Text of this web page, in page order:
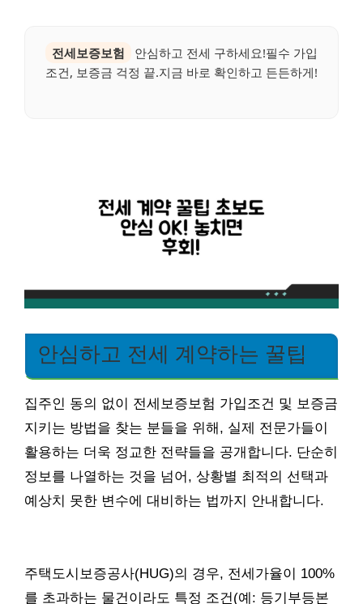
전세보증보험
안심하고 전세 구하세요!필수 가입
조건, 보증금 걱정 끝.지금 바로 확인하고 든든하게!
안심하고 전세 계약하는 꿀팁
집주인 동의 없이 전세보증보험 가입조건 및 보증금
지키는 방법을 찾는 분들을 위해, 실제 전문가들이
활용하는 더욱 정교한 전략들을 공개합니다. 단순히
정보를 나열하는 것을 넘어, 상황별 최적의 선택과
예상치 못한 변수에 대비하는 법까지 안내합니다.
주택도시보증공사(HUG)의 경우, 전세가율이 100%
를 초과하는 물건이라도 특정 조건(예: 등기부등본